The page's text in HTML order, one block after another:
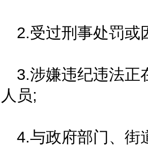
受过刑事处罚或
涉嫌违纪违法正
员;
与政府部门、街